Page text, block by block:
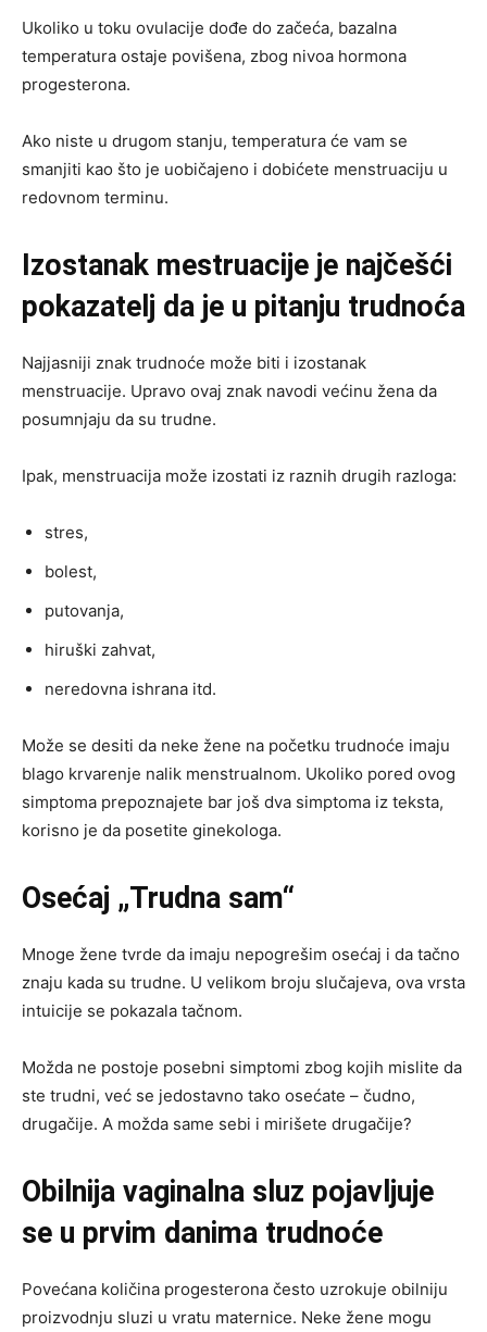
Ukoliko u toku ovulacije dođe do začeća, bazalna
temperatura ostaje povišena, zbog nivoa hormona
progesterona.
Ako niste u drugom stanju, temperatura će vam se
smanjiti kao što je uobičajeno i dobićete menstruaciju u
redovnom terminu.
Izostanak mestruacije je najčešći
pokazatelj da je u pitanju trudnoća
Najjasniji znak trudnoće može biti i izostanak
menstruacije. Upravo ovaj znak navodi većinu žena da
posumnjaju da su trudne.
Ipak, menstruacija može izostati iz raznih drugih razloga:
stres,
bolest,
putovanja,
hiruški zahvat,
neredovna ishrana itd.
Može se desiti da neke žene na početku trudnoće imaju
blago krvarenje nalik menstrualnom. Ukoliko pored ovog
simptoma prepoznajete bar još dva simptoma iz teksta,
korisno je da posetite ginekologa.
Osećaj „Trudna sam“
Mnoge žene tvrde da imaju nepogrešim osećaj i da tačno
znaju kada su trudne. U velikom broju slučajeva, ova vrsta
intuicije se pokazala tačnom.
Možda ne postoje posebni simptomi zbog kojih mislite da
ste trudni, već se jedostavno tako osećate – čudno,
drugačije. A možda same sebi i mirišete drugačije?
Obilnija vaginalna sluz pojavljuje
se u prvim danima trudnoće
Povećana količina progesterona često uzrokuje obilniju
proizvodnju sluzi u vratu maternice. Neke žene mogu